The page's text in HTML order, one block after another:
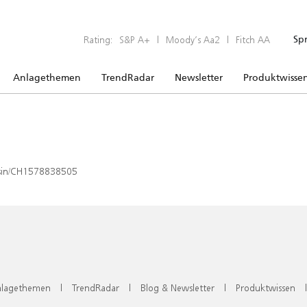
Rating: S&P A+ | Moody’s Aa2 | Fitch AA
Anlagethemen TrendRadar Newsletter
CH1578838505
| TrendRadar | Blog & Newsletter | Produktwissen |